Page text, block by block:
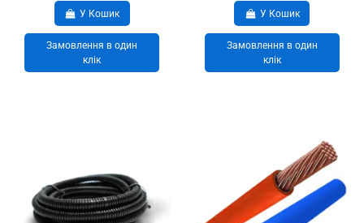
У Кошик
Замовлення в один
клік
У Кошик
Замовлення в один
клік